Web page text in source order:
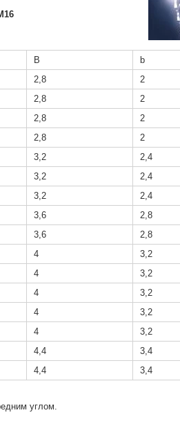
B b
2,8 2
2,8 2
2,8 2
2,8 2
3,2 2,4
3,2 2,4
3,2 2,4
3,6 2,8
3,6 2,8
4 3,2
4 3,2
4 3,2
4 3,2
4 3,2
4,4 3,4
4,4 3,4
углом.